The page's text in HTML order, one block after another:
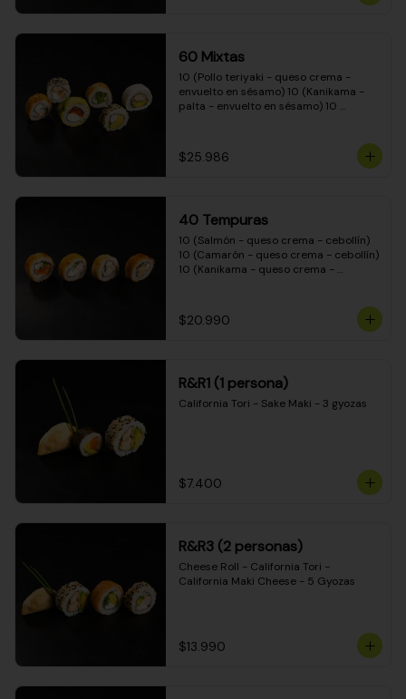
(Pimentón - queso crema - cebollín -
envuelto en masa tempura)
60 Mixtas
10 (Pollo teriyaki - queso crema -
envuelto en sésamo) 10 (Kanikama -
palta - envuelto en sésamo) 10
envuelto en queso crema) 10
(Camarón - queso crema - cebollín -
$25.986
40 Tempuras
10 (Salmón - queso crema - cebollín)
10 (Camarón - queso crema - cebollín)
10 (Kanikama - queso crema -
$20.990
R&R1 (1 persona)
California Tori - Sake Maki - 3 gyozas
$7.400
R&R3 (2 personas)
Cheese Roll - California Tori -
California Maki Cheese - 5 Gyozas
$13.990